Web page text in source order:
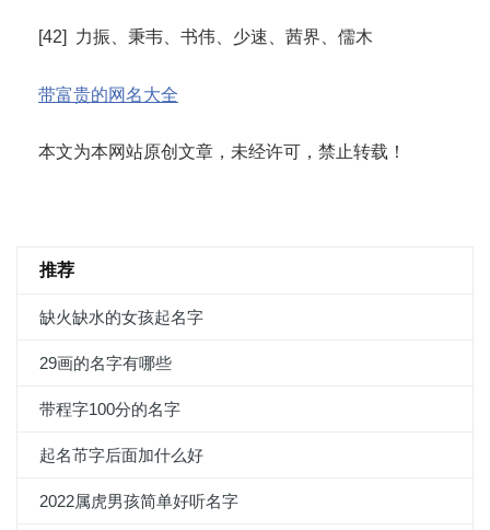
[42] 力振、秉韦、书伟、少速、茜界、儒木
带富贵的网名大全
本文为本网站原创文章，未经许可，禁止转载！
推荐
缺火缺水的女孩起名字
29画的名字有哪些
带程字100分的名字
起名芇字后面加什么好
2022属虎男孩简单好听名字